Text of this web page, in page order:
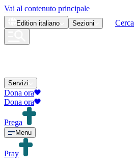
Vai al contenuto principale
Edition italiano Sezioni Cerca
Servizi
Dona ora
Dona ora
Prega
Menu
Pray